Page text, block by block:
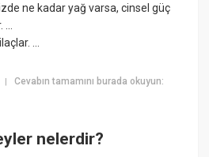
ne kadar yağ varsa, cinsel güç
...
...
|Cevabın tamamını burada okuyun:
nelerdir?